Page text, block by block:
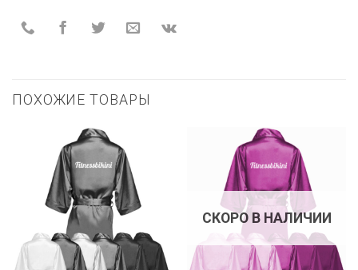
ПОХОЖИЕ ТОВАРЫ
СКОРО В НАЛИЧИИ